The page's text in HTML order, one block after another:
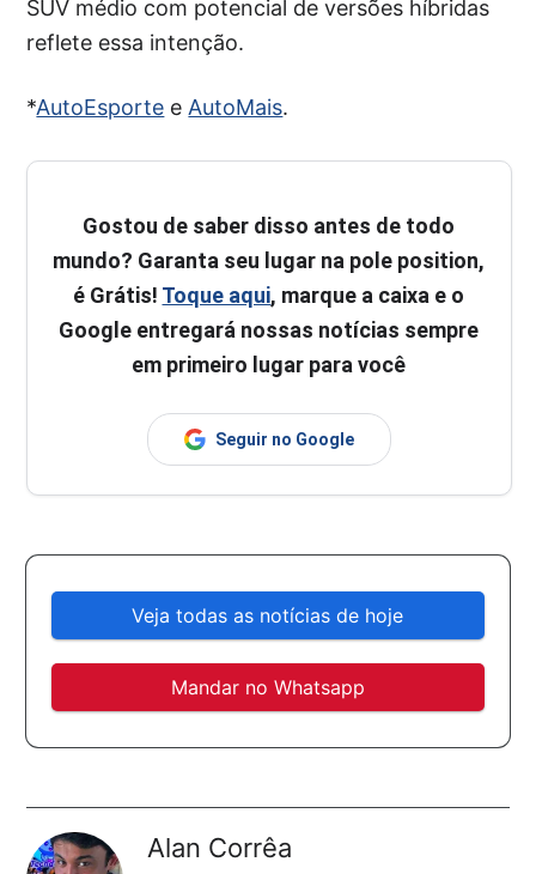
SUV médio com potencial de versões híbridas
reflete essa intenção.
*AutoEsporte eAutoMais.
Gostou de saber disso antes de todo
mundo? Garanta seu lugar na pole position,
é Grátis! Toque aqui, marque a caixa e o
Google entregará nossas notícias sempre
em primeiro lugar para você
Seguir no Google
Veja todas as notícias de hoje
Mandar no Whatsapp
Alan Corrêa